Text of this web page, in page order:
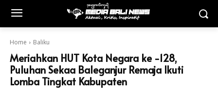
Home Baliku
Meriahkan HUT Kota Negara ke -128,
Puluhan Sekaa Baleganjur Remaja Ikuti
Lomba Tingkat Kabupaten